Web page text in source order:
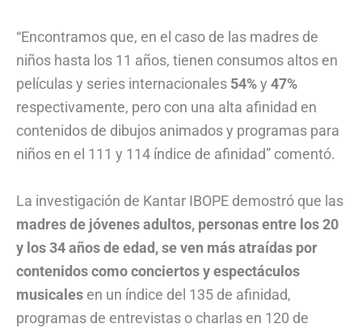
“Encontramos que, en el caso de las madres de
niños hasta los 11 años, tienen consumos altos en
películas y series internacionales 54%y 47%
respectivamente, pero con una alta afinidad en
contenidos de dibujos animados y programas para
niños en el 111 y 114 índice de afinidad” comentó.
La investigación de Kantar IBOPE demostró que las
madres de jóvenes adultos, personas entre los 20
y los 34 años de edad, se ven más atraídas por
contenidos como conciertos y espectáculos
musicales en un índice del 135 de afinidad,
programas de entrevistas o charlas en 120 de